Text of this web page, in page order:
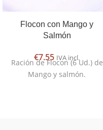
Flocon con Mango y
Salmón
€7.55 IVA incl.
Ración de Flocon (6 Ud.) de
Mango y salmón.